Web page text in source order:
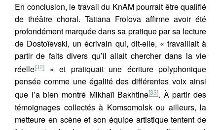
En conclusion, le travail du KnAM pourrait être qualifié
de théâtre choral. Tatiana Frolova affirme avoir été
profondément marquée dans sa pratique par sa lecture
de Dostoïevski, un écrivain qui, dit-elle, « travaillait à
partir de faits divers qu’il allait chercher dans la vie
réelle[32]
» et pratiquait une écriture polyphonique
pensée comme une égalité des différentes voix ainsi
que l’a bien montré Mikhaïl Bakhtine[33]. À partir des
témoignages collectés à Komsomolsk ou ailleurs, la
metteure en scène et son équipe artistique tentent de